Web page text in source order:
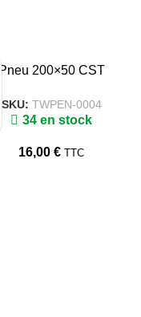
Pneu 200×50 CST
SKU: TWPEN-0004
34 en stock
16,00 € TTC